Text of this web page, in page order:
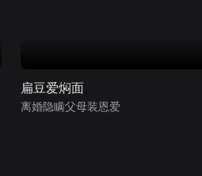
扁豆爱焖面
离婚隐瞒父母装恩爱